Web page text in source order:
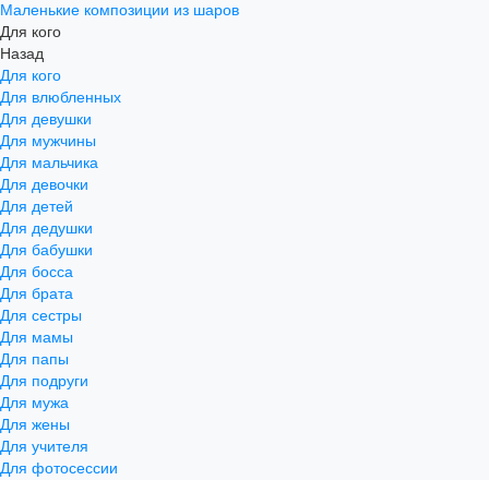
Маленькие композиции из шаров
Для кого
Назад
Для кого
Для влюбленных
Для девушки
Для мужчины
Для мальчика
Для девочки
Для детей
Для дедушки
Для бабушки
Для босса
Для брата
Для сестры
Для мамы
Для папы
Для подруги
Для мужа
Для жены
Для учителя
Для фотосессии